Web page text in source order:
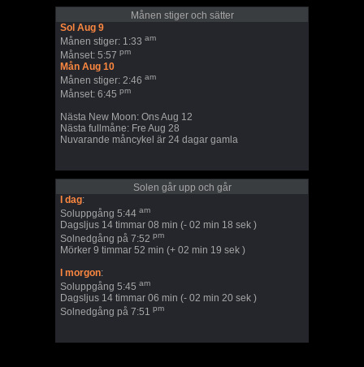
Månen stiger och sätter
Sol Aug 9
Månen stiger: 1:33 am
Månset: 5:57 pm
Mån Aug 10
Månen stiger: 2:46 am
Månset: 6:45 pm
Nästa New Moon: Ons Aug 12
Nästa fullmåne: Fre Aug 28
Nuvarande måncykel är 24 dagar gamla
Solen går upp och går
I dag:
Soluppgång 5:44 am
Dagsljus 14 timmar 08 min (- 02 min 18 sek )
Solnedgång på 7:52 pm
Mörker 9 timmar 52 min (+ 02 min 19 sek )
I morgon:
Soluppgång 5:45 am
Dagsljus 14 timmar 06 min (- 02 min 20 sek )
Solnedgång på 7:51 pm